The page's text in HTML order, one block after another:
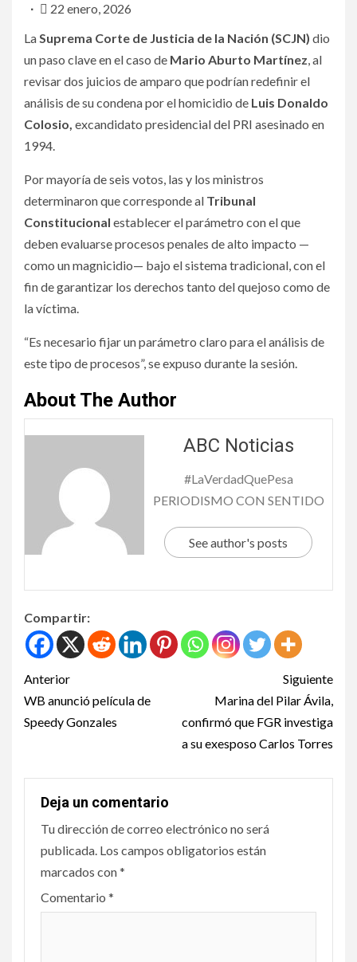
22 enero, 2026
LaSuprema Corte de Justicia de la Nación (SCJN) dio
un paso clave en el caso de Mario Aburto Martínez, al
revisar dos juicios de amparo que podrían redefinir el
análisis de su condena por el homicidio de Luis Donaldo
Colosio, excandidato presidencial del PRI asesinado en
1994.
Por mayoría de seis votos, las y los ministros
determinaron que corresponde al Tribunal
Constitucional establecer el parámetro con el que
deben evaluarse procesos penales de alto impacto —
como un magnicidio— bajo el sistema tradicional, con el
fin de garantizar los derechos tanto del quejoso como de
la víctima.
“Es necesario fijar un parámetro claro para el análisis de
este tipo de procesos”, se expuso durante la sesión.
About The Author
ABC Noticias
#LaVerdadQuePesa
PERIODISMO CON SENTIDO
See author's posts
Compartir:
Anterior
WB anunció película de
Speedy Gonzales
Siguiente
Marina del Pilar Ávila,
confirmó que FGR investiga
a su exesposo Carlos Torres
Deja un comentario
Tu dirección de correo electrónico no será
publicada. Los campos obligatorios están
marcados con*
Comentario *